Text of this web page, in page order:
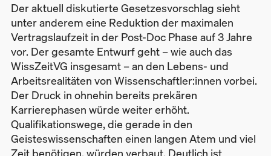
Der aktuell diskutierte Gesetzesvorschlag sieht
unter anderem eine Reduktion der maximalen
Vertragslaufzeit in der Post-Doc Phase auf 3 Jahre
vor. Der gesamte Entwurf geht – wie auch das
WissZeitVG insgesamt – an den Lebens- und
Arbeitsrealitäten von Wissenschaftler:innen vorbei.
Der Druck in ohnehin bereits prekären
Karrierephasen würde weiter erhöht.
Qualifikationswege, die gerade in den
Geisteswissenschaften einen langen Atem und viel
Zeit benötigen, würden verbaut. Deutlich ist